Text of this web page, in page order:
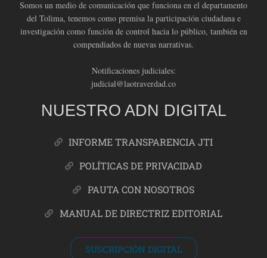
Somos un medio de comunicación que funciona en el departamento
del Tolima, tenemos como premisa la participación ciudadana e
investigación como función de control hacia lo público, también en
compendiados de nuevas narrativas.
Notificaciones judiciales:
judicial@laotraverdad.co
NUESTRO ADN DIGITAL
INFORME TRANSPARENCIA JTI
POLÍTICAS DE PRIVACIDAD
PAUTA CON NOSOTROS
MANUAL DE DIRECTRIZ EDITORIAL
SUSCRIPCIÓN DIGITAL